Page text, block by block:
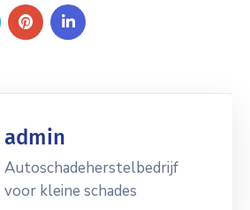
admin
Autoschadeherstelbedrijf
voor kleine schades